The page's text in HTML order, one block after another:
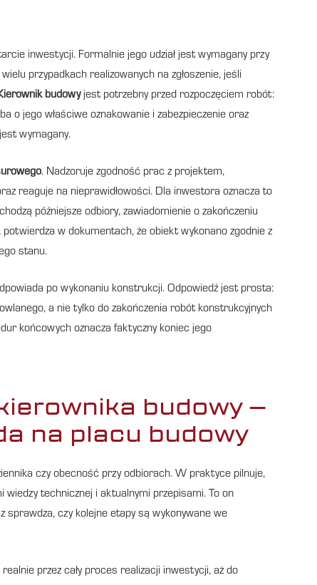
inwestycji. Formalnie jego udział jest wymagany przy
przypadkach realizowanych na zgłoszenie, jeśli
budowyjest potrzebny przed rozpoczęciem robót:
o jego właściwe oznakowanie i zabezpieczenie oraz
wymagany.
. Nadzoruje zgodność prac z projektem,
reaguje na nieprawidłowości. Dla inwestora oznacza to
późniejsze odbiory, zawiadomienie o zakończeniu
w dokumentach, że obiekt wykonano zgodnie z
stanu.
po wykonaniu konstrukcji. Odpowiedź jest prosta:
a nie tylko do zakończenia robót konstrukcyjnych
końcowych oznacza faktyczny koniec jego
budowy –
na placu budowy
czy obecność przy odbiorach. W praktyce pilnuje,
wiedzy technicznej i aktualnymi przepisami. To on
sprawdza, czy kolejne etapy są wykonywane we
przez cały proces realizacji inwestycji, aż do